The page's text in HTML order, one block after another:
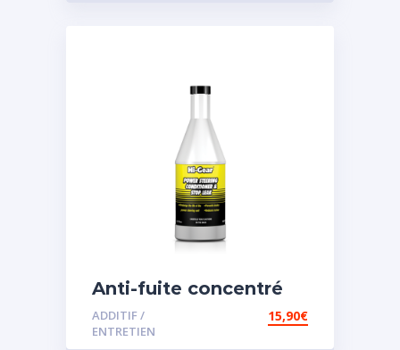
Anti-fuite concentré
pour direction
assistée
ADDITIF /
ENTRETIEN
15,90€